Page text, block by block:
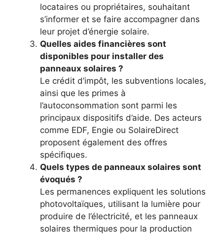
locataires ou propriétaires, souhaitant
s’informer et se faire accompagner dans
leur projet d’énergie solaire.
Quelles aides financières sont
disponibles pour installer des
panneaux solaires ?
Le crédit d’impôt, les subventions locales,
ainsi que les primes à
l’autoconsommation sont parmi les
principaux dispositifs d’aide. Des acteurs
comme EDF, Engie ou SolaireDirect
proposent également des offres
spécifiques.
Quels types de panneaux solaires sont
évoqués ?
Les permanences expliquent les solutions
photovoltaïques, utilisant la lumière pour
produire de l’électricité, et les panneaux
solaires thermiques pour la production